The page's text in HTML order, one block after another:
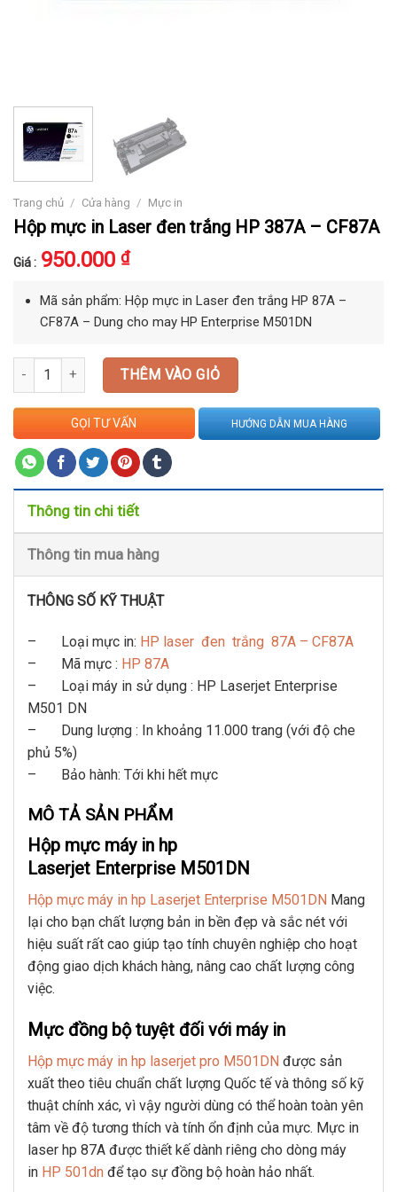
Trang chủ / Cửa hàng / Mực in
Hộp mực in Laser đen trắng HP 387A – CF87A
Giá : 950.000 ₫
Mã sản phẩm: Hộp mực in Laser đen trắng HP 87A –
CF87A – Dung cho may HP Enterprise M501DN
Hộp mực in Laser đen trắng HP 387A - CF87A số lượng
THÊM VÀO GIỎ
GỌI TƯ VẤN HƯỚNG DẪN MUA HÀNG
Thông tin chi tiết
Thông tin mua hàng
THÔNG SỐ KỸ THUẬT
– Loại mực in: HP laser đen trắng 87A – CF87A
– Mã mực : HP 87A
– Loại máy in sử dụng : HP Laserjet Enterprise
M501 DN
– Dung lượng : In khoảng 11.000 trang (với độ che
phủ 5%)
– Bảo hành: Tới khi hết mực
MÔ TẢ SẢN PHẨM
Hộp mực máy in hp
Laserjet Enterprise M501DN
Hộp mực máy in hp Laserjet Enterprise M501DN Mang
lại cho bạn chất lượng bản in bền đẹp và sắc nét với
hiệu suất rất cao giúp tạo tính chuyên nghiệp cho hoạt
động giao dịch khách hàng, nâng cao chất lượng công
việc.
Mực đồng bộ tuyệt đối với máy in
Hộp mực máy in hp laserjet pro M501DN được sản
xuất theo tiêu chuẩn chất lượng Quốc tế và thông số kỹ
thuật chính xác, vì vậy người dùng có thể hoàn toàn yên
tâm về độ tương thích và tính ổn định của mực. Mực in
laser hp 87A được thiết kế dành riêng cho dòng máy
in HP 501dn để tạo sự đồng bộ hoàn hảo nhất.